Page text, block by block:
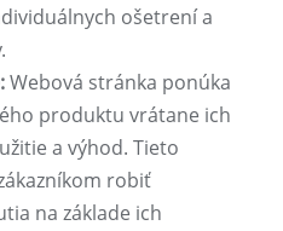
ošetrení a
Webová stránka ponúka
produktu vrátane ich
a výhod. Tieto
robiť
na základe ich